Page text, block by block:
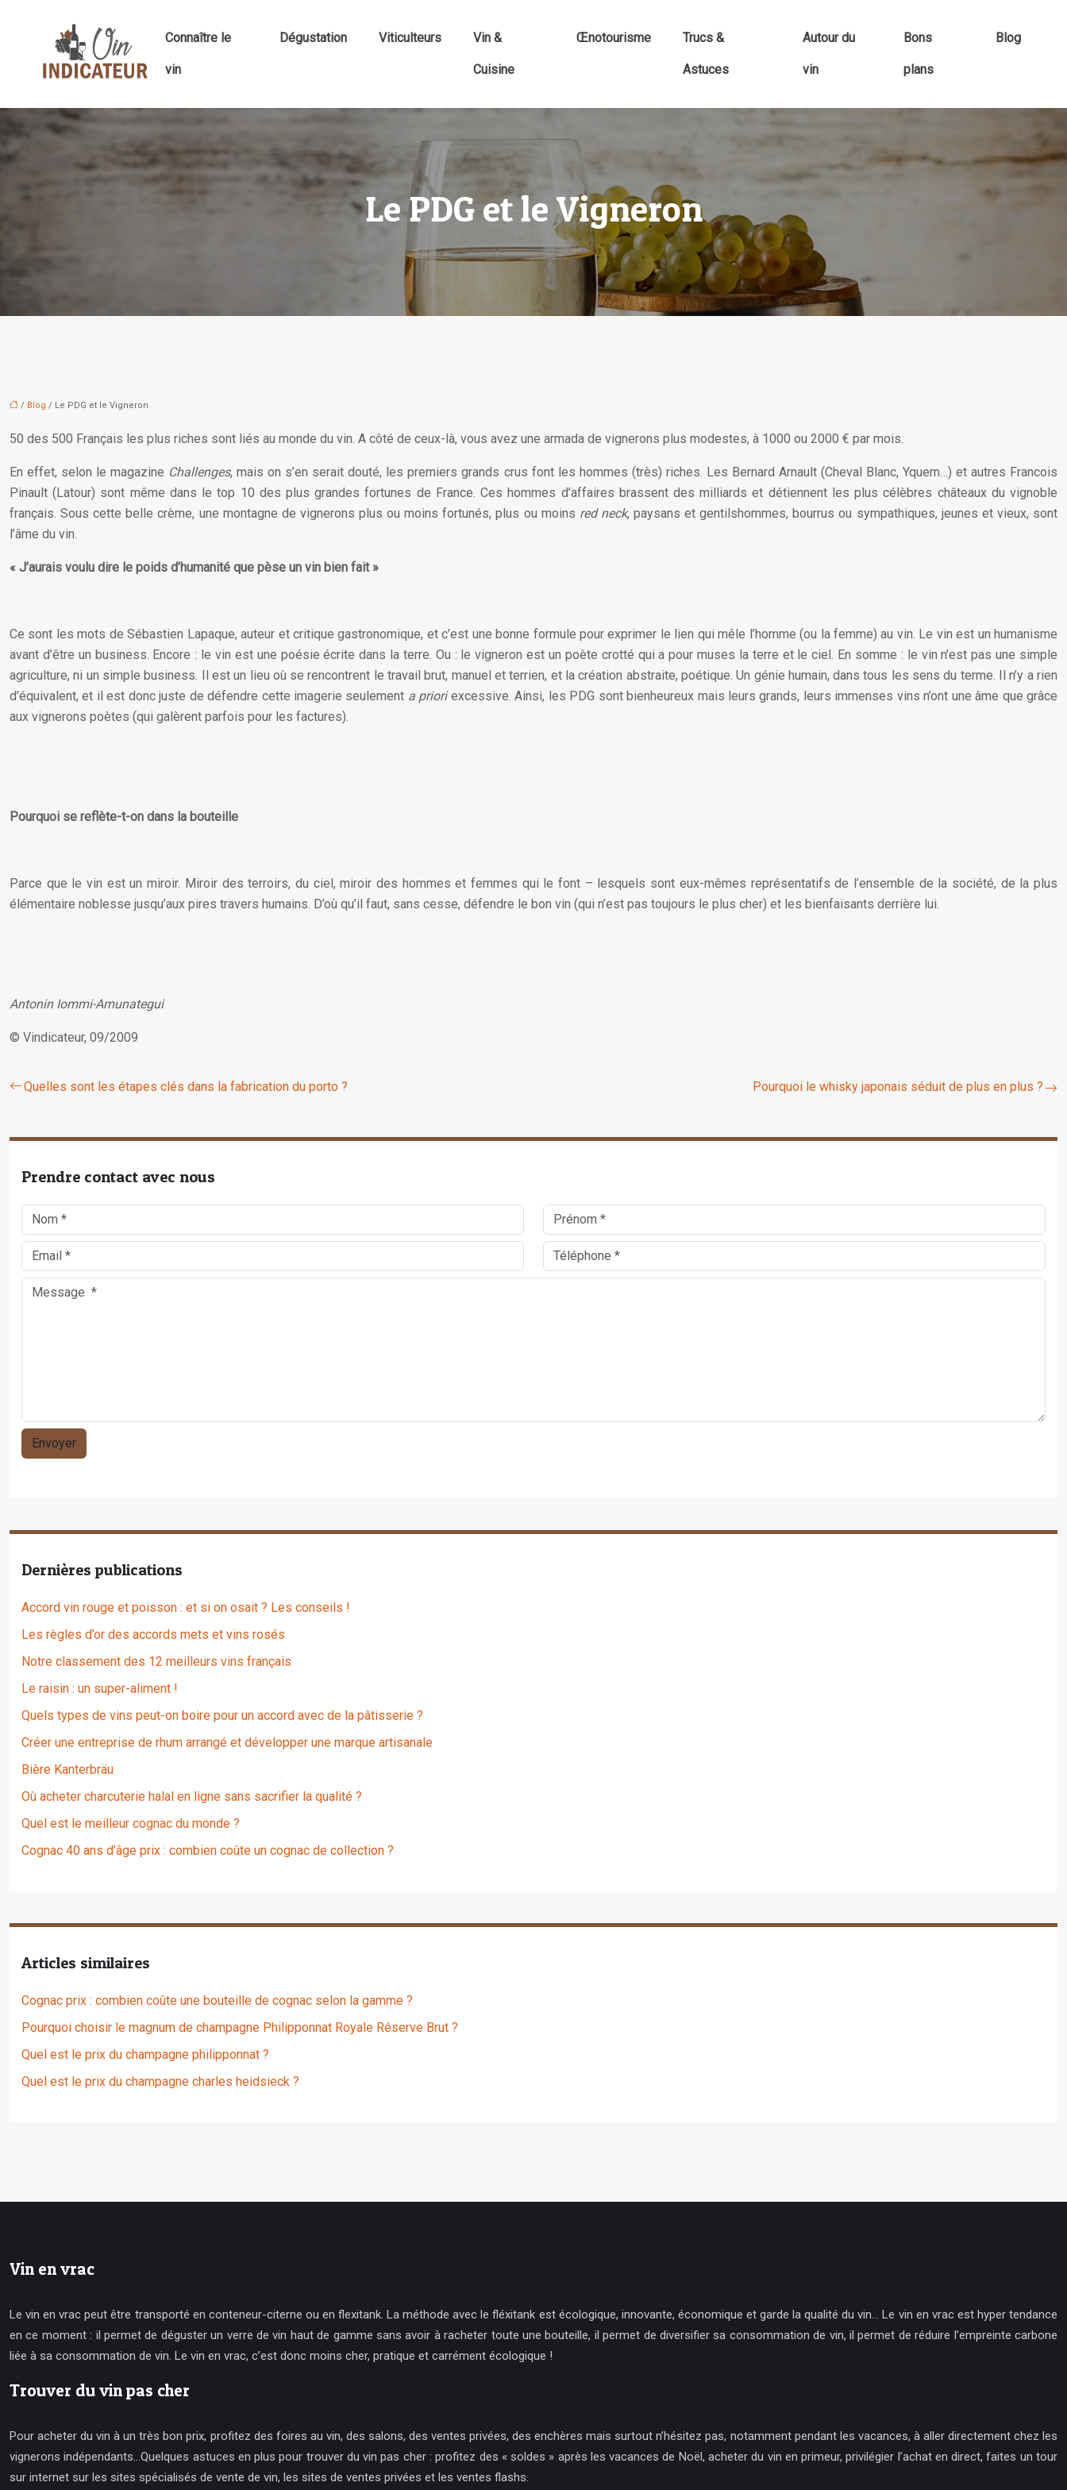
Connaître le
vin
Dégustation Viticulteurs Vin &
Cuisine
Œnotourisme Trucs &
Astuces
Autour du
vin
Bons
plans
Blog
Le PDG et le Vigneron
/ Blog / Le PDG et le Vigneron
50 des 500 Français les plus riches sont liés au monde du vin. A côté de ceux-là, vous avez une armada de vignerons plus modestes, à 1000 ou 2000 € par mois.
En effet, selon le magazine Challenges, mais on s’en serait douté, les premiers grands crus font les hommes (très) riches. Les Bernard Arnault (Cheval Blanc, Yquem…) et autres Francois
Pinault (Latour) sont même dans le top 10 des plus grandes fortunes de France. Ces hommes d’affaires brassent des milliards et détiennent les plus célèbres châteaux du vignoble
français. Sous cette belle crème, une montagne de vignerons plus ou moins fortunés, plus ou moins red neck, paysans et gentilshommes, bourrus ou sympathiques, jeunes et vieux, sont
l’âme du vin.
« J’aurais voulu dire le poids d’humanité que pèse un vin bien fait »
Ce sont les mots de Sébastien Lapaque, auteur et critique gastronomique, et c’est une bonne formule pour exprimer le lien qui mêle l’homme (ou la femme) au vin. Le vin est un humanisme
avant d’être un business. Encore : le vin est une poésie écrite dans la terre. Ou : le vigneron est un poète crotté qui a pour muses la terre et le ciel. En somme : le vin n’est pas une simple
agriculture, ni un simple business. Il est un lieu où se rencontrent le travail brut, manuel et terrien, et la création abstraite, poétique. Un génie humain, dans tous les sens du terme. Il n’y a rien
d’équivalent, et il est donc juste de défendre cette imagerie seulement a prioriexcessive. Ainsi, les PDG sont bienheureux mais leurs grands, leurs immenses vins n’ont une âme que grâce
aux vignerons poètes (qui galèrent parfois pour les factures).
Pourquoi se reflète-t-on dans la bouteille
Parce que le vin est un miroir. Miroir des terroirs, du ciel, miroir des hommes et femmes qui le font – lesquels sont eux-mêmes représentatifs de l’ensemble de la société, de la plus
élémentaire noblesse jusqu’aux pires travers humains. D’où qu’il faut, sans cesse, défendre le bon vin (qui n’est pas toujours le plus cher) et les bienfaisants derrière lui.
Antonin Iommi-Amunategui
© Vindicateur, 09/2009
Quelles sont les étapes clés dans la fabrication du porto ? Pourquoi le whisky japonais séduit de plus en plus ?
Prendre contact avec nous
Dernières publications
Accord vin rouge et poisson : et si on osait ? Les conseils !
Les règles d’or des accords mets et vins rosés
Notre classement des 12 meilleurs vins français
Le raisin : un super-aliment !
Quels types de vins peut-on boire pour un accord avec de la pâtisserie ?
Créer une entreprise de rhum arrangé et développer une marque artisanale
Bière Kanterbräu
Où acheter charcuterie halal en ligne sans sacrifier la qualité ?
Quel est le meilleur cognac du monde ?
Cognac 40 ans d’âge prix : combien coûte un cognac de collection ?
Articles similaires
Cognac prix : combien coûte une bouteille de cognac selon la gamme ?
Pourquoi choisir le magnum de champagne Philipponnat Royale Réserve Brut ?
Quel est le prix du champagne philipponnat ?
Quel est le prix du champagne charles heidsieck ?
Vin en vrac
Le vin en vrac peut être transporté en conteneur-citerne ou en flexitank. La méthode avec le fléxitank est écologique, innovante, économique et garde la qualité du vin… Le vin en vrac est hyper tendance
en ce moment : il permet de déguster un verre de vin haut de gamme sans avoir à racheter toute une bouteille, il permet de diversifier sa consommation de vin, il permet de réduire l’empreinte carbone
liée à sa consommation de vin. Le vin en vrac, c’est donc moins cher, pratique et carrément écologique !
Trouver du vin pas cher
Pour acheter du vin à un très bon prix, profitez des foires au vin, des salons, des ventes privées, des enchères mais surtout n’hésitez pas, notamment pendant les vacances, à aller directement chez les
vignerons indépendants…Quelques astuces en plus pour trouver du vin pas cher : profitez des « soldes » après les vacances de Noël, acheter du vin en primeur, privilégier l’achat en direct, faites un tour
sur internet sur les sites spécialisés de vente de vin, les sites de ventes privées et les ventes flashs.